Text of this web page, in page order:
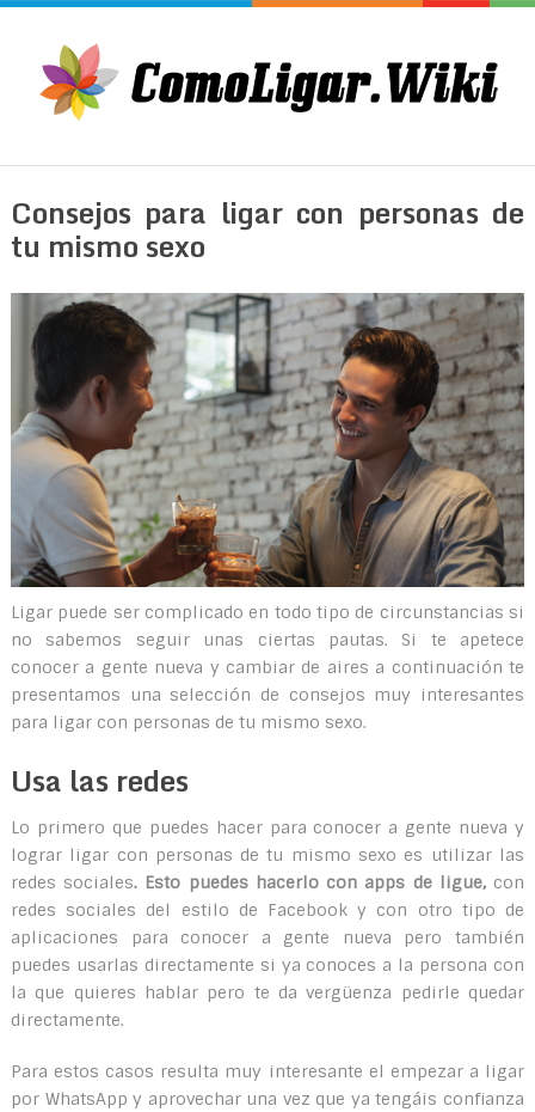
Consejos para ligar con personas de
tu mismo sexo
Ligar puede ser complicado en todo tipo de circunstancias si
no sabemos seguir unas ciertas pautas. Si te apetece
conocer a gente nueva y cambiar de aires a continuación te
presentamos una selección de consejos muy interesantes
para ligar con personas de tu mismo sexo.
Usa las redes
Lo primero que puedes hacer para conocer a gente nueva y
lograr ligar con personas de tu mismo sexo es utilizar las
redes sociales. Esto puedes hacerlo con apps de ligue,con
redes sociales del estilo de Facebook y con otro tipo de
aplicaciones para conocer a gente nueva pero también
puedes usarlas directamente si ya conoces a la persona con
la que quieres hablar pero te da vergüenza pedirle quedar
directamente.
Para estos casos resulta muy interesante el empezar a ligar
por WhatsApp y aprovechar una vez que ya tengáis confianza